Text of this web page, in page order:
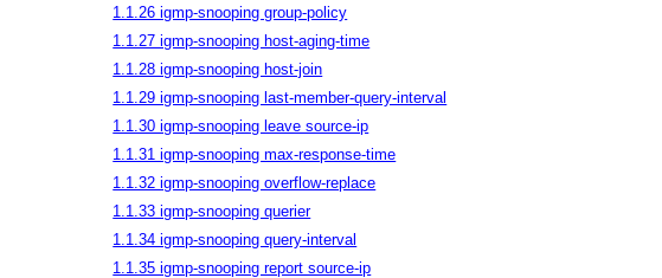
1.1.26 igmp-snooping group-policy
1.1.27 igmp-snooping host-aging-time
1.1.28 igmp-snooping host-join
1.1.29 igmp-snooping last-member-query-interval
1.1.30 igmp-snooping leave source-ip
1.1.31 igmp-snooping max-response-time
1.1.32 igmp-snooping overflow-replace
1.1.33 igmp-snooping querier
1.1.34 igmp-snooping query-interval
1.1.35 igmp-snooping report source-ip